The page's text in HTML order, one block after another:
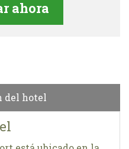
del hotel